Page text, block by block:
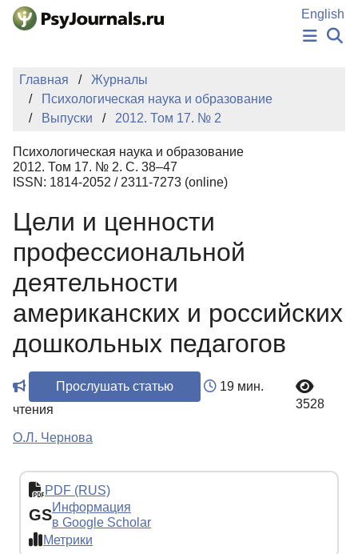
Перейти к основному содержанию
English
НОВОСТИ
ИЗДАНИЯ
АВТОРЫ
БАЗА ЗНАНИЙ
КЛЮЧЕВЫЕ СЛОВА
Регистрация
Главная
Журналы
Психологическая наука и образование
Выпуски
2012. Том 17. № 2
Психологическая наука и образование
2012. Том 17. № 2. С. 38–47
ISSN: 1814-2052 / 2311-7273 (online)
Цели и ценности
профессиональной
деятельности
американских и российских
дошкольных педагогов
Прослушать статью
19 мин.
чтения
3528
О.Л. Чернова
PDF (RUS)
GSИнформация
в Google Scholar
Метрики